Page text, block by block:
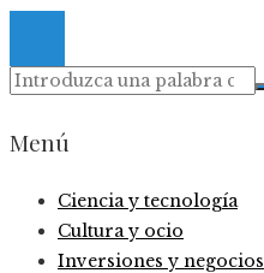
Menú
Ciencia y tecnología
Cultura y ocio
Inversiones y negocios